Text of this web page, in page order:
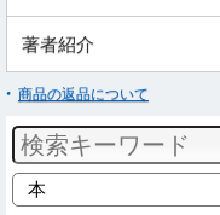
著者紹介
商品の返品について